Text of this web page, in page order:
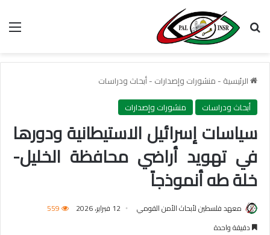
بحث عن
الرئيسية - منشورات وإصدارات -أبحاث ودراسات
أبحاث ودراسات
منشورات وإصدارات
سياسات إسرائيل الاستيطانية ودورها
في تهويد أراضي محافظة الخليل-
خلة طه أنموذجاً
معهد فلسطين لأبحاث الأمن القومي 12 فبراير، 2026
559
دقيقة واحدة